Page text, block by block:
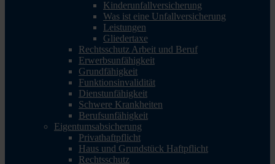
Kinderunfallversicherung
Was ist eine Unfallversicherung
Leistungen
Gliedertaxe
Rechtsschutz Arbeit und Beruf
Erwerbsunfähigkeit
Grundfähigkeit
Funktionsinvalidität
Dienstunfähigkeit
Schwere Krankheiten
Berufsunfähigkeit
Eigentumsabsicherung
Privathaftpflicht
Haus und Grundstück Haftpflicht
Rechtsschutz